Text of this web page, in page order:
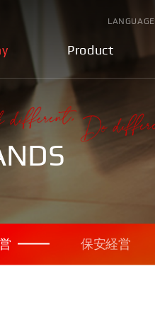
Product
LANGUAGE
保安経営